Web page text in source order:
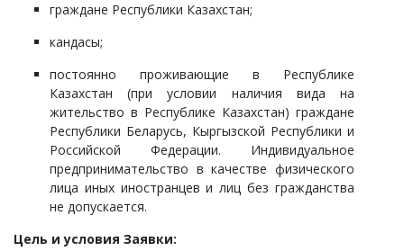
граждане Республики Казахстан;
кандасы;
постоянно проживающие в Республике
Казахстан (при условии наличия вида на
жительство в Республике Казахстан) граждане
Республики Беларусь, Кыргызской Республики и
Российской Федерации. Индивидуальное
предпринимательство в качестве физического
лица иных иностранцев и лиц без гражданства
не допускается.
Цель и условия Заявки: